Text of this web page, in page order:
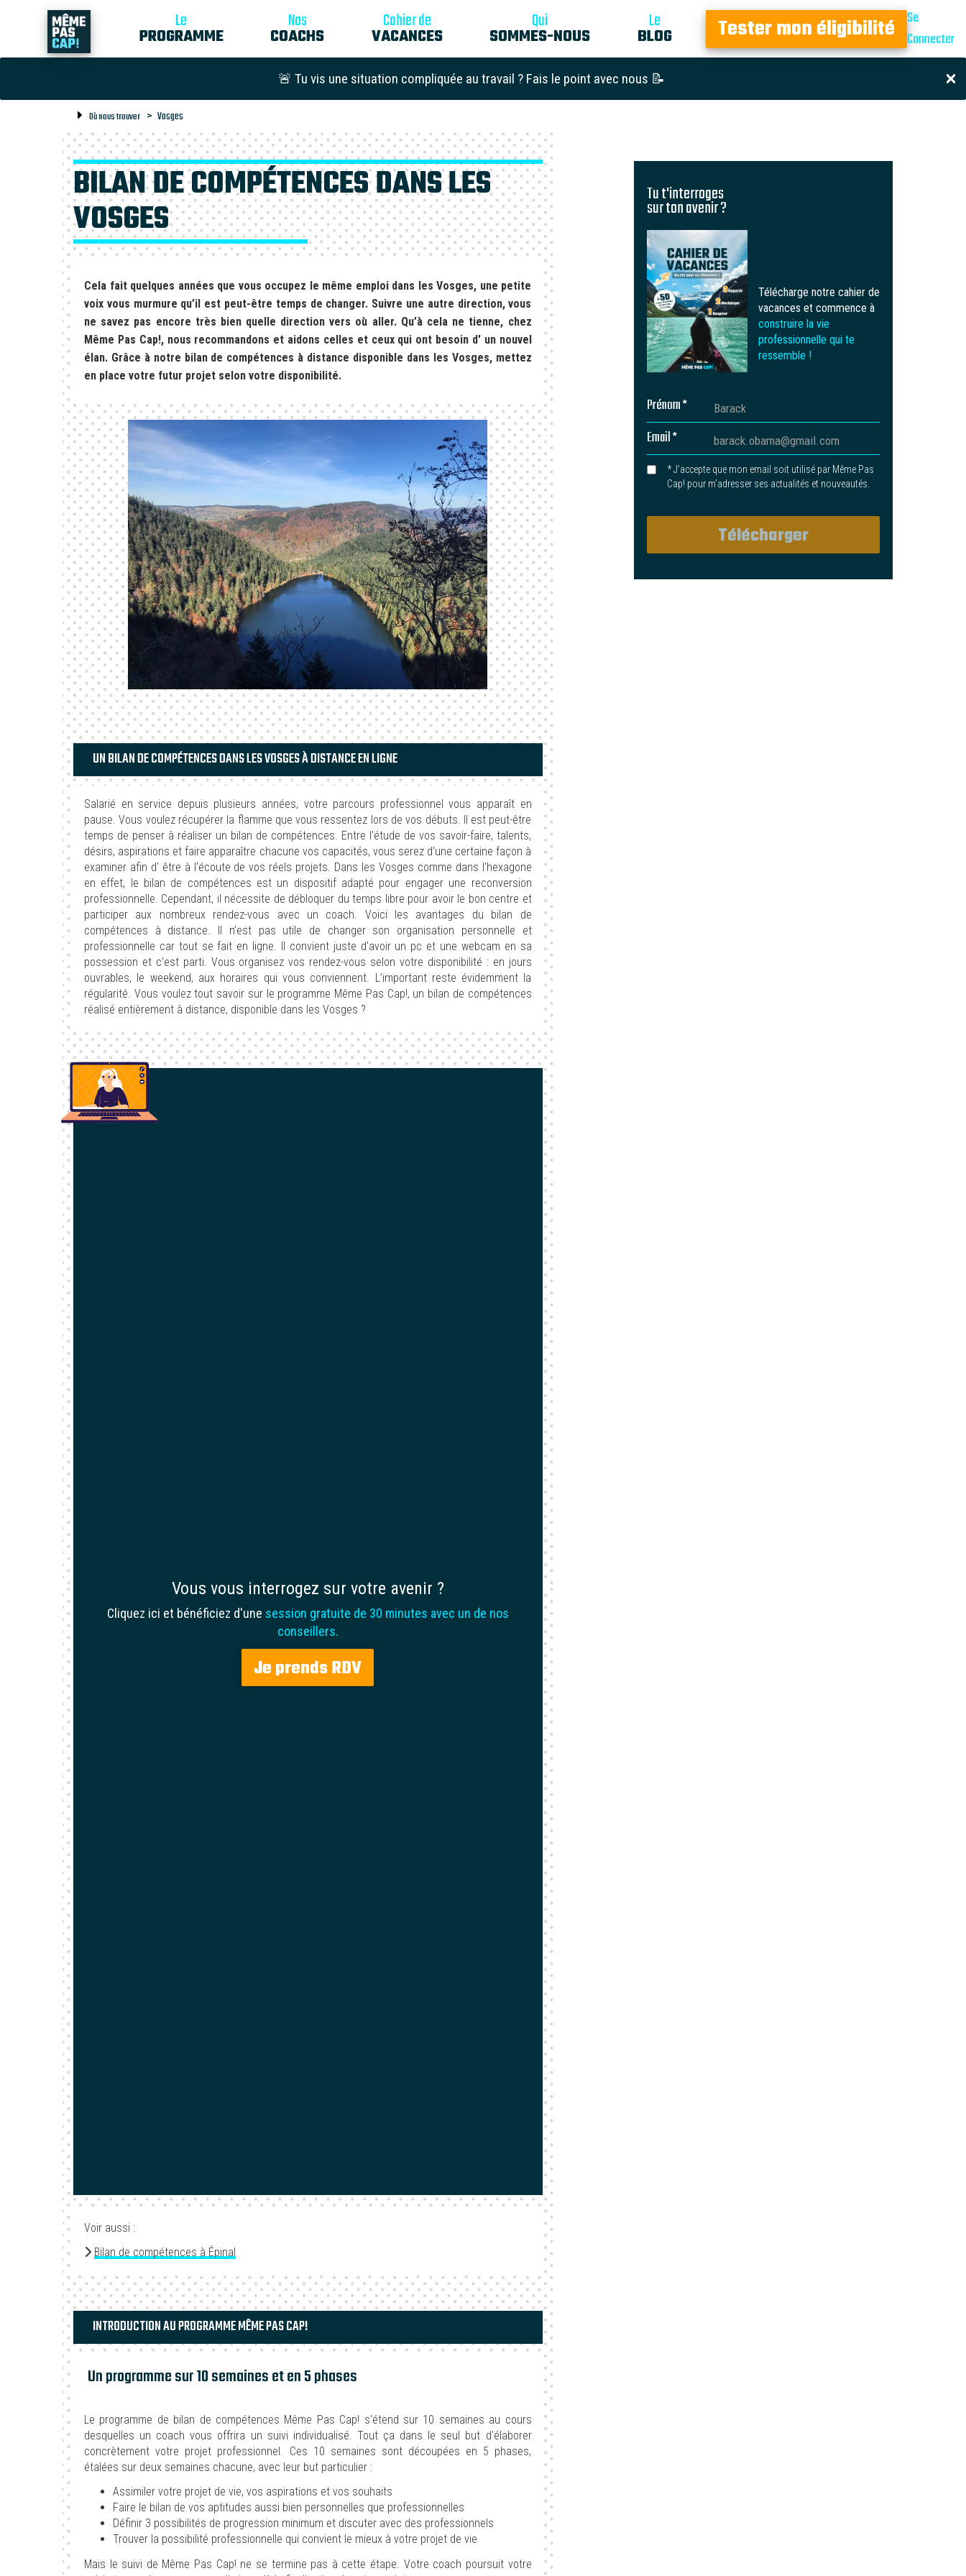
Le
PROGRAMME
Nos
COACHS
Cahier de
VACANCES
Qui
SOMMES-NOUS
Le
BLOG Tester mon éligibilité
Se
Connecter
🚨 Tu vis une situation compliquée au travail ? Fais le point avec nous 📝
Où nous trouver Vosges
BILAN DE COMPÉTENCES DANS LES
VOSGES
Cela fait quelques années que vous occupez le même emploi dans les Vosges, une petite
voix vous murmure qu’il est peut-être temps de changer. Suivre une autre direction, vous
ne savez pas encore très bien quelle direction vers où aller. Qu’à cela ne tienne, chez
Même Pas Cap!, nous recommandons et aidons celles et ceux qui ont besoin d' un nouvel
élan. Grâce à notre bilan de compétences à distance disponible dans les Vosges, mettez
en place votre futur projet selon votre disponibilité.
UN BILAN DE COMPÉTENCES DANS LES VOSGES À DISTANCE EN LIGNE
Salarié en service depuis plusieurs années, votre parcours professionnel vous apparaît en
pause. Vous voulez récupérer la flamme que vous ressentez lors de vos débuts. Il est peut-être
temps de penser à réaliser un bilan de compétences. Entre l'étude de vos savoir-faire, talents,
désirs, aspirations et faire apparaître chacune vos capacités, vous serez d’une certaine façon à
examiner afin d' être à l'écoute de vos réels projets. Dans les Vosges comme dans l'hexagone
en effet, le bilan de compétences est un dispositif adapté pour engager une reconversion
professionnelle. Cependant, il nécessite de débloquer du temps libre pour avoir le bon centre et
participer aux nombreux rendez-vous avec un coach. Voici les avantages du bilan de
compétences à distance. Il n’est pas utile de changer son organisation personnelle et
professionnelle car tout se fait en ligne. Il convient juste d'avoir un pc et une webcam en sa
possession et c’est parti. Vous organisez vos rendez-vous selon votre disponibilité : en jours
ouvrables, le weekend, aux horaires qui vous conviennent. L’important reste évidemment la
régularité. Vous voulez tout savoir sur le programme Même Pas Cap!, un bilan de compétences
réalisé entièrement à distance, disponible dans les Vosges ?
Vous vous interrogez sur votre avenir ?
Cliquez ici et bénéficiez d'une session gratuite de 30 minutes avec un de nos
conseillers.
Je prends RDV
Voir aussi :
Bilan de compétences à Épinal
INTRODUCTION AU PROGRAMME MÊME PAS CAP!
Un programme sur 10 semaines et en 5 phases
Le programme de bilan de compétences Même Pas Cap! s’étend sur 10 semaines au cours
desquelles un coach vous offrira un suivi individualisé. Tout ça dans le seul but d’élaborer
concrètement votre projet professionnel. Ces 10 semaines sont découpées en 5 phases,
étalées sur deux semaines chacune, avec leur but particulier :
Assimiler votre projet de vie, vos aspirations et vos souhaits
Faire le bilan de vos aptitudes aussi bien personnelles que professionnelles
Définir 3 possibilités de progression minimum et discuter avec des professionnels
Trouver la possibilité professionnelle qui convient le mieux à votre projet de vie
Mais le suivi de Même Pas Cap! ne se termine pas à cette étape. Votre coach poursuit votre
Tu t'interroges
sur ton avenir ?
Télécharge notre cahier de
vacances et commence à
construire la vie
professionnelle qui te
ressemble !
Prénom *
Email *
* J’accepte que mon email soit utilisé par Même Pas
Cap! pour m’adresser ses actualités et nouveautés.